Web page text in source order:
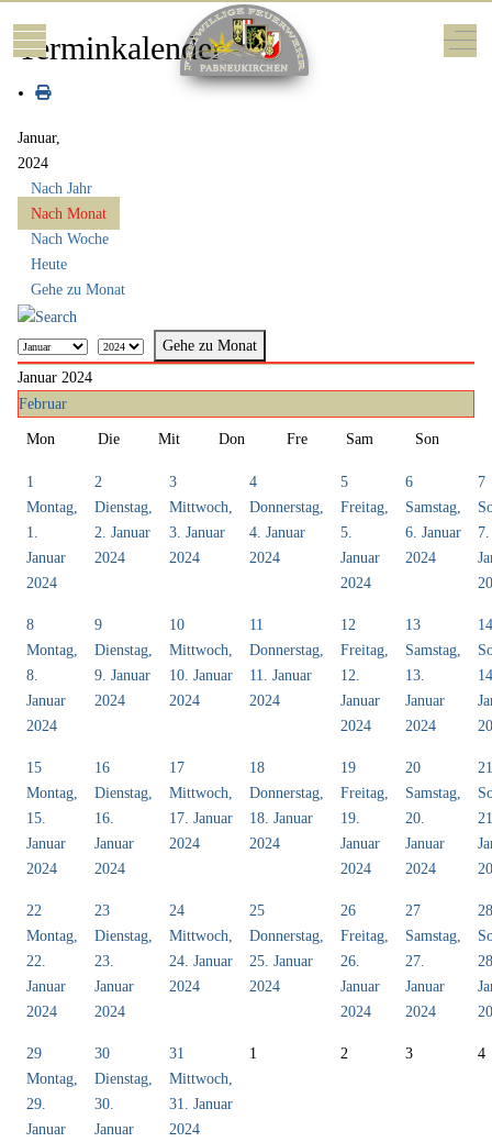
Mobile Menu Toggle Off-
Terminkalender
Januar,
2024
Nach Jahr
Nach Monat
Nach Woche
Heute
Gehe zu Monat
Gehe zu Monat
Januar 2024
Februar
Mon Die Mit Don Fre Sam Son
1
Montag,
1.
Januar
2024
2
Dienstag,
2. Januar
2024
3
Mittwoch,
3. Januar
2024
4
Donnerstag,
4. Januar
2024
5
Freitag,
5.
Januar
2024
6
Samstag,
6. Januar
2024
7
7.
8
Montag,
8.
Januar
2024
9
Dienstag,
9. Januar
2024
10
Mittwoch,
10. Januar
2024
11
Donnerstag,
11. Januar
2024
12
Freitag,
12.
Januar
2024
13
Samstag,
13.
Januar
2024
15
Montag,
15.
Januar
2024
16
Dienstag,
16.
Januar
2024
17
Mittwoch,
17. Januar
2024
18
Donnerstag,
18. Januar
2024
19
Freitag,
19.
Januar
2024
20
Samstag,
20.
Januar
2024
22
Montag,
22.
Januar
2024
23
Dienstag,
23.
Januar
2024
24
Mittwoch,
24. Januar
2024
25
Donnerstag,
25. Januar
2024
26
Freitag,
26.
Januar
2024
27
Samstag,
27.
Januar
2024
29
Montag,
29.
Januar
30
Dienstag,
30.
Januar
31
Mittwoch,
31. Januar
2024
1 2 3 4